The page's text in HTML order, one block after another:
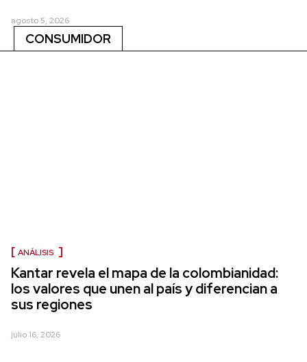
agosto 5, 2026
CONSUMIDOR
ANÁLISIS
Kantar revela el mapa de la colombianidad:
los valores que unen al país y diferencian a
sus regiones
julio 16, 2026